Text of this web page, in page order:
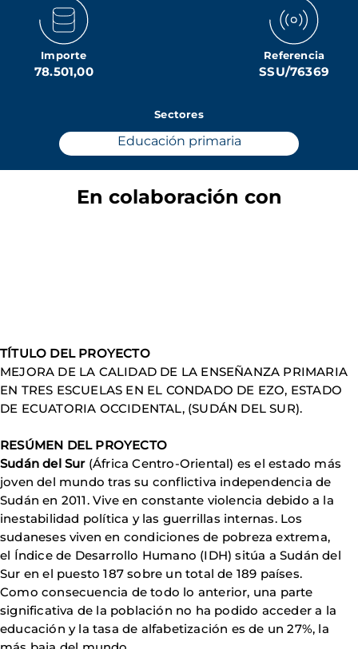
Importe
78.501,00
Referencia
SSU/76369
Sectores
Educación primaria
En colaboración con
TÍTULO DEL PROYECTO
MEJORA DE LA CALIDAD DE LA ENSEÑANZA PRIMARIA
EN TRES ESCUELAS EN EL CONDADO DE EZO, ESTADO
DE ECUATORIA OCCIDENTAL, (SUDÁN DEL SUR).
RESÚMEN DEL PROYECTO
Sudán del Sur(África Centro-Oriental) es el estado más
joven del mundo tras su conflictiva independencia de
Sudán en 2011. Vive en constante violencia debido a la
inestabilidad política y las guerrillas internas. Los
sudaneses viven en condiciones de pobreza extrema,
el Índice de Desarrollo Humano (IDH) sitúa a Sudán del
Sur en el puesto 187 sobre un total de 189 países.
Como consecuencia de todo lo anterior, una parte
significativa de la población no ha podido acceder a la
educación y la tasa de alfabetización es de un 27%, la